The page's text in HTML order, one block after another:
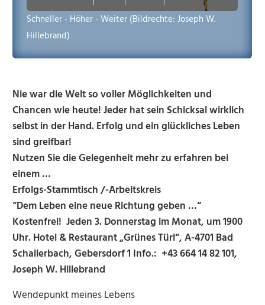
Schneller - Höher - Weiter (Bildrechte: Joseph W.
Hillebrand)
Nie war die Welt so voller Möglichkeiten und
Chancen wie heute! Jeder hat sein Schicksal wirklich
selbst in der Hand. Erfolg und ein glückliches Leben
sind greifbar!
Nutzen Sie die Gelegenheit mehr zu erfahren bei
einem …
Erfolgs-Stammtisch /-Arbeitskreis
“Dem Leben eine neue Richtung geben …“
Kostenfrei! Jeden 3. Donnerstag im Monat, um 1900
Uhr. Hotel & Restaurant „Grünes Türl“, A-4701 Bad
Schallerbach, Gebersdorf 1 Info.: +43 664 14 82 101,
Joseph W. Hillebrand
Wendepunkt meines Lebens